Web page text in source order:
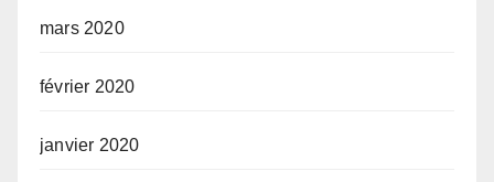
mars 2020
février 2020
janvier 2020